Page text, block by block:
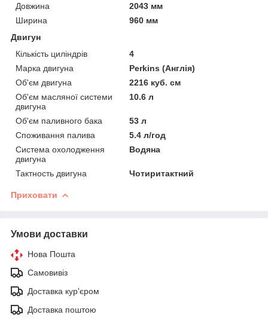
Довжина
2043 мм
Ширина
960 мм
Двигун
Кількість циліндрів
4
Марка двигуна
Perkins (Англія)
Об'єм двигуна
2216 куб. см
Об'єм масляної системи
двигуна
10.6 л
Об'єм паливного бака
53 л
Споживання палива
5.4 л/год
Система охолодження
двигуна
Водяна
Тактность двигуна Чотиритактний
Приховати
Умови доставки
Нова Пошта
Самовивіз
Доставка кур'єром
Доставка поштою